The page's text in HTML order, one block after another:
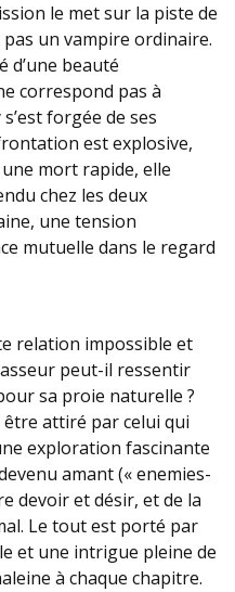
le met sur la piste de
pas un vampire ordinaire.
d’une beauté
correspond pas à
forgée de ses
est explosive,
mort rapide, elle
chez les deux
une tension
mutuelle dans le regard
relation impossible et
peut-il ressentir
sa proie naturelle ?
attiré par celui qui
exploration fascinante
amant (« enemies-
devoir et désir, et de la
Le tout est porté par
et une intrigue pleine de
à chaque chapitre.